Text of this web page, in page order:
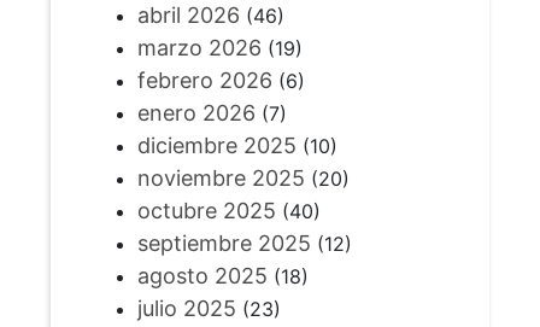
abril 2026 (46)
marzo 2026 (19)
febrero 2026 (6)
enero 2026 (7)
diciembre 2025 (10)
noviembre 2025 (20)
octubre 2025 (40)
septiembre 2025 (12)
agosto 2025 (18)
julio 2025 (23)